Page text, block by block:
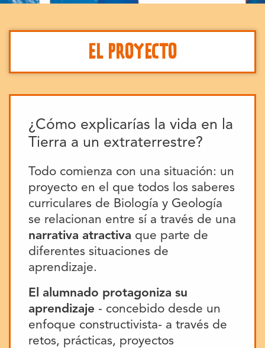
EL PROYECTO
¿Cómo explicarías la vida en la
Tierra a un extraterrestre?
Todo comienza con una situación: un
proyecto en el que todos los saberes
curriculares de Biología y Geología
se relacionan entre sí a través de una
narrativa atractiva que parte de
diferentes situaciones de
aprendizaje.
El alumnado protagoniza su
aprendizaje - concebido desde un
enfoque constructivista- a través de
retos, prácticas, proyectos